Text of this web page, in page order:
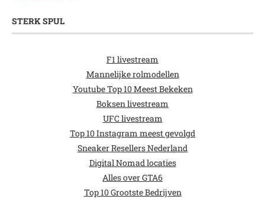
STERK SPUL
F1 livestream
Mannelijke rolmodellen
Youtube Top 10 Meest Bekeken
Boksen livestream
UFC livestream
Top 10 Instagram meest gevolgd
Sneaker Resellers Nederland
Digital Nomad locaties
Alles over GTA6
Top 10 Grootste Bedrijven